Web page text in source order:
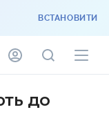
ВСТАНОВИТИ
до